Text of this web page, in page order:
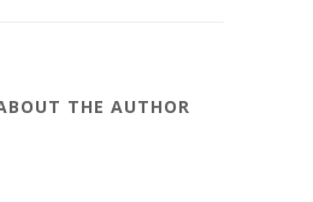
THE AUTHOR